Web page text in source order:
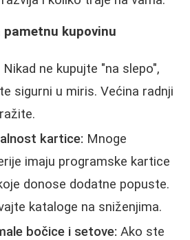
kupovinu
Nikad ne kupujte "na slepo",
sigurni u miris. Većina radnji
kartice: Mnoge
imaju programske kartice
donose dodatne popuste.
kataloge na sniženjima.
bočice i setove: Ako ste